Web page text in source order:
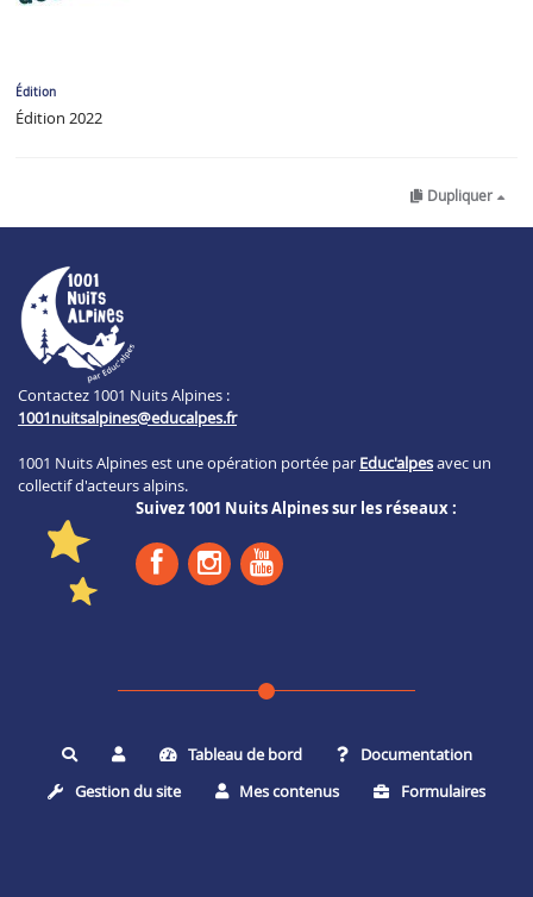
Édition
Édition 2022
Dupliquer
Contactez 1001 Nuits Alpines :
1001nuitsalpines@educalpes.fr
1001 Nuits Alpines est une opération portée par Educ'alpesavec un
collectif d'acteurs alpins.
Suivez 1001 Nuits Alpines sur les réseaux :
Rechercher Tableau de bord
Documentation
Gestion du site
Mes contenus Formulaires